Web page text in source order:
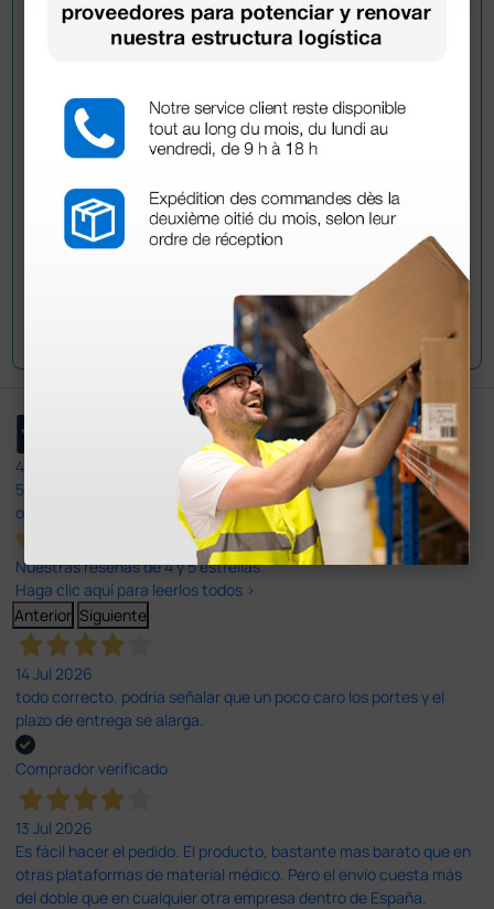
Pregúntale a un colega
¿Todavía tienes alguna duda? ¿Necesitas más
Envía ahora mismo tu pregunta a los colegas que ya
han adquirido este producto.
Envía tu pregunta
4,4
597
opiniones
Nuestras reseñas de 4 y 5 estrellas.
Haga clic aquí para leerlos todos >
Anterior Siguiente
14 Jul 2026
todo correcto. podria señalar que un poco caro los portes y el
plazo de entrega se alarga.
Comprador verificado
13 Jul 2026
Es fácil hacer el pedido. El producto, bastante mas barato que en
otras plataformas de material médico. Pero el envío cuesta más
del doble que en cualquier otra empresa dentro de España.